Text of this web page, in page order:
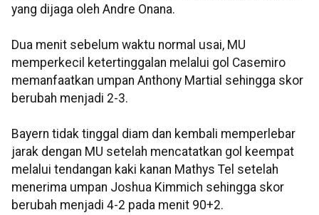
yang dijaga oleh Andre Onana.
Dua menit sebelum waktu normal usai, MU
memperkecil ketertinggalan melalui gol Casemiro
memanfaatkan umpan Anthony Martial sehingga skor
berubah menjadi 2-3.
Bayern tidak tinggal diam dan kembali memperlebar
jarak dengan MU setelah mencatatkan gol keempat
melalui tendangan kaki kanan Mathys Tel setelah
menerima umpan Joshua Kimmich sehingga skor
berubah menjadi 4-2 pada menit 90+2.